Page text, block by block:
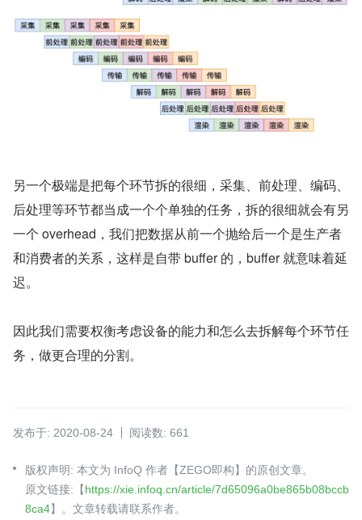
另一个极端是把每个环节拆的很细，采集、前处理、编码、
后处理等环节都当成一个个单独的任务，拆的很细就会有另
一个 overhead，我们把数据从前一个抛给后一个是生产者
和消费者的关系，这样是自带 buffer 的，buffer 就意味着延
迟。
因此我们需要权衡考虑设备的能力和怎么去拆解每个环节任
务，做更合理的分割。
发布于: 2020-08-24 阅读数: 661
版权声明: 本文为 InfoQ 作者【ZEGO即构】的原创文章。
原文链接:【https://xie.infoq.cn/article/7d65096a0be865b08bccb
8ca4】。文章转载请联系作者。